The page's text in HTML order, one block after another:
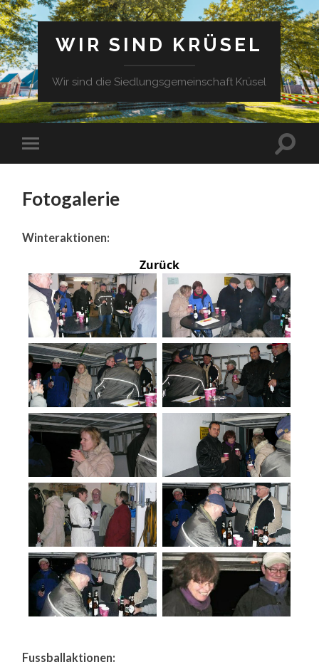
WIR SIND KRÜSEL
Wir sind die Siedlungsgemeinschaft Krüsel
Fotogalerie
Winteraktionen:
Zurück
Fussballaktionen: